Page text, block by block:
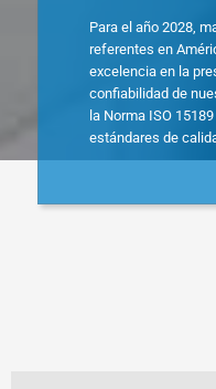
Para el año 2028,
referentes en
excelencia en la
confiabilidad de
la Norma ISO
estándares de